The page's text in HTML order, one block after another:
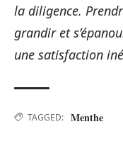
la diligence.
grandir et
une satisfaction
TAGGED: Menthe